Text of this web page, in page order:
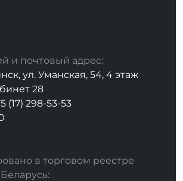
и почтовый адрес:
ул. Уманская, 54, 4 этаж
28
(17) 298-53-53
в торговом реестре